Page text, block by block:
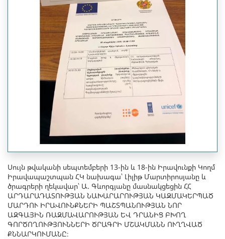
Սույն թվականի սեպտեմբերի 13-ին և 18-ին Իրավունքի Կողմ
Իրավապաշտպան ՀԿ նախագա՝ Լիլիթ Մարտիրոսյանը և
ծրագրերի ղեկավար՝ Ա. Գևորգյանը մասնակցեցին ՀՀ
ԱՐԴԱՐԱԴԱՏՈՒԹՅԱՆ ՆԱԽԱՐԱՐՈՒԹՅԱՆ ԿԱԶՄԱԿԵՐՊԱԾ
ՄԱՐԴՈՒ ԻՐԱՎՈՒՆՔՆԵՐԻ ՊԱՇՏՊԱՆՈՒԹՅԱՆ ՆՈՐ
ԱԶԳԱՅԻՆ ՌԱԶՄԱՎԱՐՈՒԹՅԱՆ ԵՎ ԴՐԱՆԻՑ ԲԽՈՂ
ԳՈՐԾՈՂՈՒԹՅՈՒՆՆԵՐԻ ԾՐԱԳՐԻ ՄՇԱԿՄԱՆՆ ՈՒՂՂՎԱԾ
ՔՆՆԱՐԿՈՒՄԱՆԸ։